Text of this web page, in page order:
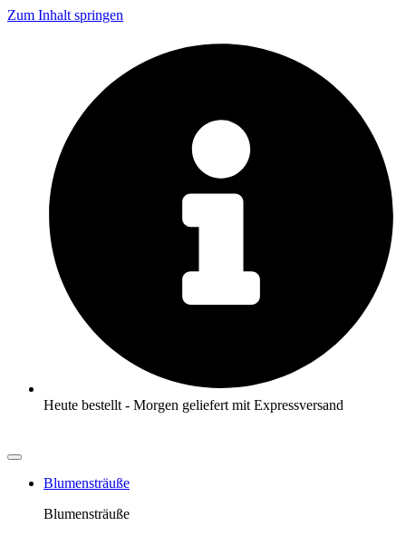
Zum Inhalt springen
Heute bestellt - Morgen geliefert mit Expressversand
Blumensträuße
Blumensträuße